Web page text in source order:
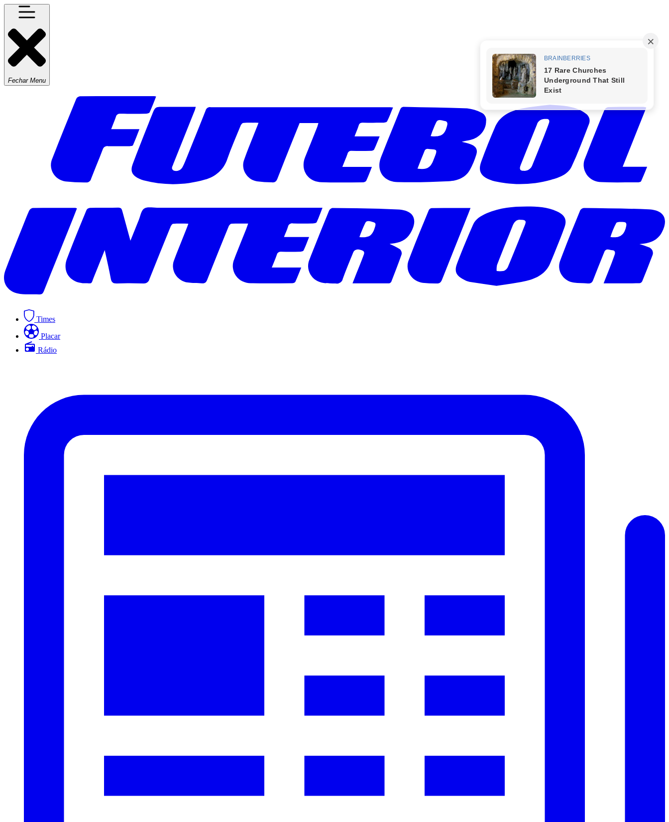
Fechar Menu
Times
Placar
Rádio